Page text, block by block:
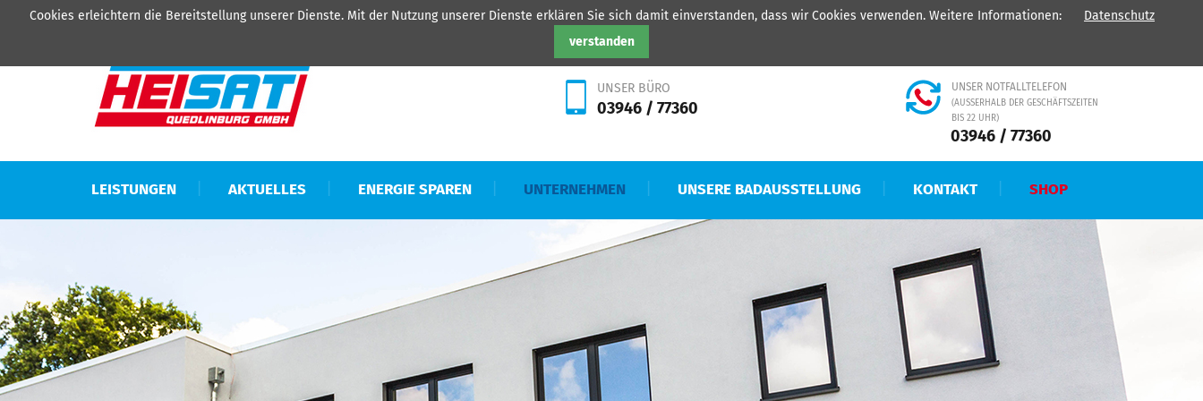
Cookies erleichtern die Bereitstellung unserer Dienste. Mit der Nutzung unserer Dienste erklären Sie sich damit einverstanden, dass wir Cookies verwenden. Weitere Informationen:
Datenschutz
verstanden
HEISAT Quedlinburg GmbH - Ihr Partner fürHeizung- Sanitär-Kälte- Elektro
UNSER NOTFALLTELEFON
(AUSSERHALB DER GESCHÄFTSZEITEN B
IS 22 UHR)
03946 / 77360
UNSER BÜRO
03946 / 77360
LEISTUNGEN AKTUELLES ENERGIE SPAREN UNTERNEHMEN UNSERE BADAUSSTELLUNG KONTAKT SHOP